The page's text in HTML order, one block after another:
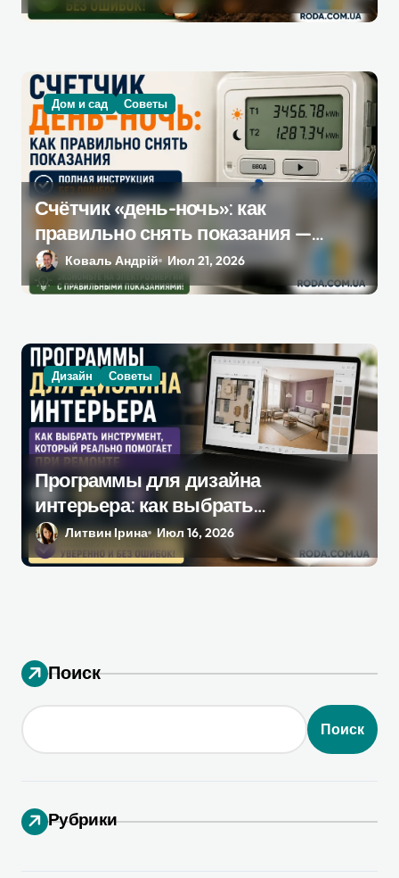
Дом и сад Советы
Счётчик «день-ночь»: как
правильно снять показания —
полная инструкция без ошибок
Коваль Андрій Июл 21, 2026
Дизайн Советы
Программы для дизайна
интерьера: как выбрать
инструмент, который
действительно поможет при
Литвин Ірина Июл 16, 2026
Поиск
Поиск
Рубрики